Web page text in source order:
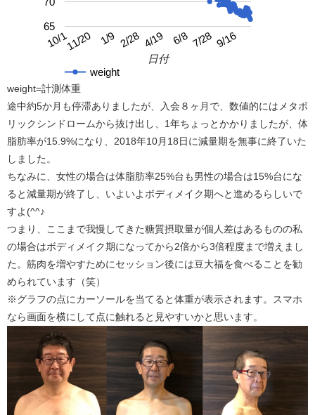
weight
10/111/20 1/9 2/28 4/19 6/8 7/28 9/16
65
日付
weight=計測体重
途中約5か月も停滞ありましたが、入会８ヶ月で、数値的にはメタボ
リックシンドロームから抜け出し、1年ちょっとかかりましたが、体
脂肪率が15.9%になり、2018年10月18日に減量期を無事に終了いた
しました。
ちなみに、女性の場合は体脂肪率25%台も男性の場合は15%台にな
ると減量期が終了し、いよいよボディメイク期へと進めるらしいで
すよ(^^♪
つまり、ここまで我慢してきた糖質摂取量が個人差はあるものの私
の場合はボディメイク期になってから2倍から3倍程度まで増えまし
た。筋肉を増やすためにセッション後には豆大福を食べることを勧
められています（笑）
※グラフの点にカーソールを当てると体重が表示されます。スマホ
なら画面を横にして点に触れると見やすいかと思います。